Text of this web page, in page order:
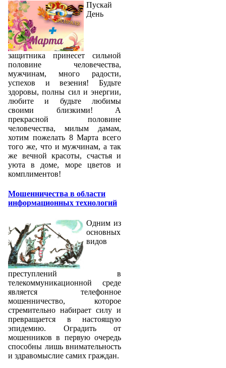
Пускай
День
защитника принесет сильной
половине человечества,
мужчинам, много радости,
успехов и везения! Будьте
здоровы, полны сил и энергии,
любите и будьте любимы
своими близкими! А
прекрасной половине
человечества, милым дамам,
хотим пожелать 8 Марта всего
того же, что и мужчинам, а так
же вечной красоты, счастья и
уюта в доме, море цветов и
комплиментов!
Мошенничества в области
информационных технологий
Одним из
основных
видов
преступлений в
телекоммуникационной среде
является телефонное
мошенничество, которое
стремительно набирает силу и
превращается в настоящую
эпидемию. Оградить от
мошенников в первую очередь
способны лишь внимательность
и здравомыслие самих граждан.